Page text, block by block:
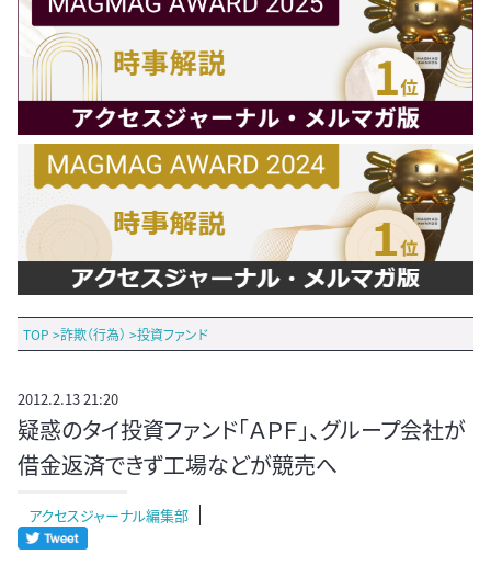
TOP >詐欺（行為） >投資ファンド
2012.2.13 21:20
疑惑のタイ投資ファンド「ＡＰＦ」、グループ会社が
借金返済できず工場などが競売へ
アクセスジャーナル編集部